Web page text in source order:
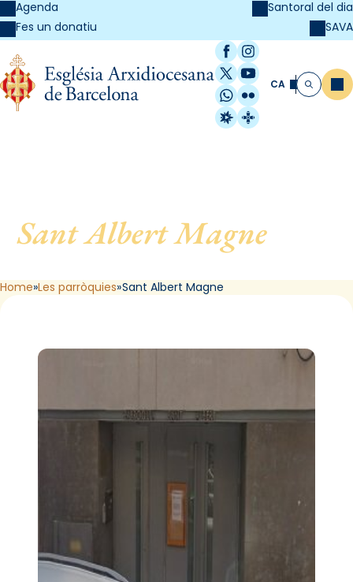
Agenda
Fes un donatiu
Santoral del dia
SAVA
Facebook
Instagram
X / Twitter
YouTube
WhatsApp
Flickr
Radio Estel
Catalunya
CA Cerca
Sant Albert Magne, de L
´Hospitalet de Llobregat
Home Les parròquies Sant Albert Magne